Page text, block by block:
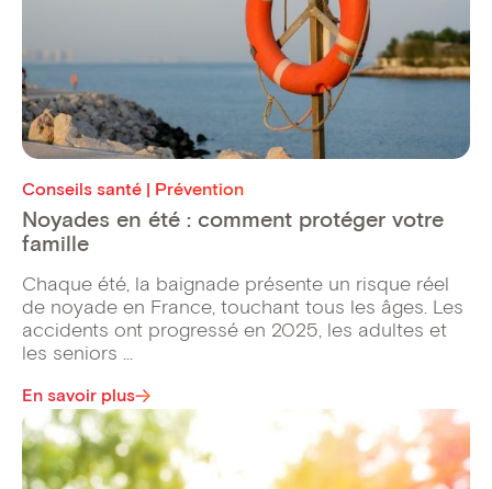
Conseils santé | Prévention
Noyades en été : comment protéger votre
famille
Chaque été, la baignade présente un risque réel
de noyade en France, touchant tous les âges. Les
accidents ont progressé en 2025, les adultes et
les seniors ...
En savoir plus